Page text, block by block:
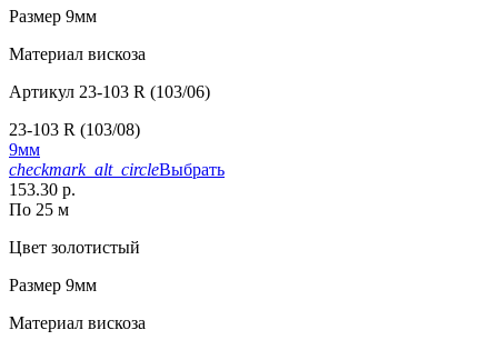
Размер 9мм
Материал вискоза
Артикул 23-103 R (103/06)
23-103 R (103/08)
9мм
checkmark_alt_circleВыбрать
153.30 р.
По 25 м
Цвет золотистый
Размер 9мм
Материал вискоза